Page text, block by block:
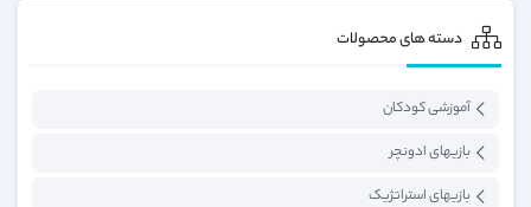
دسته های محصولات
آموزشی کودکان
بازیهای ادونچر
بازیهای استراتژیک